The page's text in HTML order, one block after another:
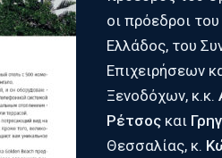
οι πρόεδροι
Ελλάδος, του
Επιχειρήσεων
Ξενοδόχων, κ.κ.
Ρέτσος και
Θεσσαλίας, κ.